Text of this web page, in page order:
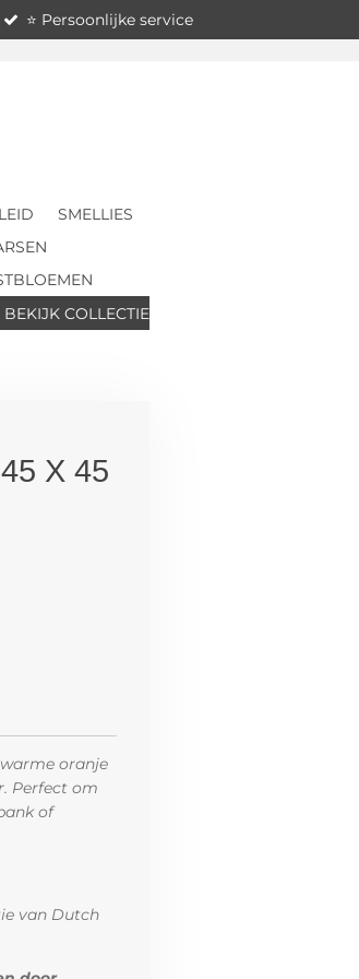
⭐ Persoonlijke service
SMELLIES
COLLECTIE
X 45
oranje
Perfect om
of
van Dutch